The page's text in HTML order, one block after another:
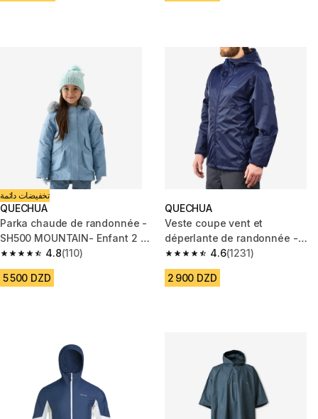
تخفيضات دائمة
QUECHUA
Parka chaude de randonnée -
SH500 MOUNTAIN- Enfant 2 -
6 ans
4.8
4.8 out of 5 stars from 110 reviews
(110)
5 500 DZD
QUECHUA
Veste coupe vent et
déperlante de randonnée -
Raincut Full Zip - Homme
4.6
4.6 out of 5 stars from 1231
(1231)
2 900 DZD